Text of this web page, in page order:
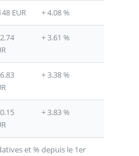
EUR + 4.08 %
+ 3.61 %
+ 3.38 %
+ 3.83 %
et % depuis le 1er